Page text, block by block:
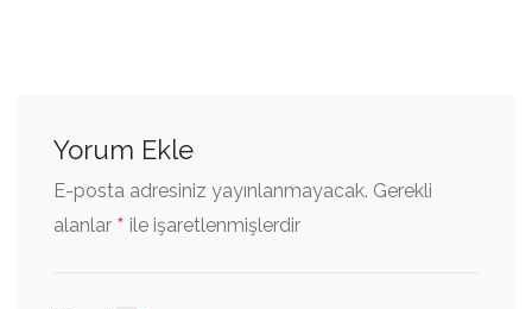
Yorum Ekle
E-posta adresiniz yayınlanmayacak. Gerekli
alanlar * ile işaretlenmişlerdir